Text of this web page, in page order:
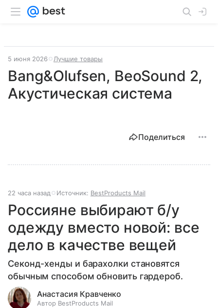
5 июня 2026 Лучшие товары
Bang&Olufsen, BeoSound 2,
Акустическая система
Поделиться
22 часа назад Источник: BestProducts Mail
Россияне выбирают б/у
одежду вместо новой: все
дело в качестве вещей
Секонд-хенды и барахолки становятся
обычным способом обновить гардероб.
Анастасия Кравченко
Автор BestProducts Mail